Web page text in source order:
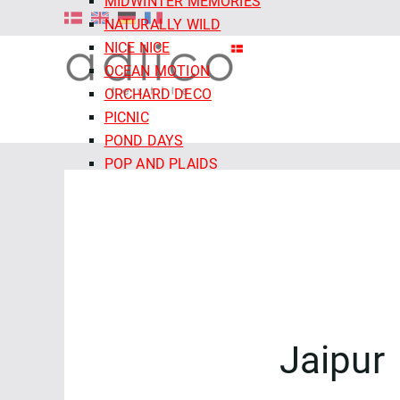
NATURALLY WILD
NICE NICE
OCEAN MOTION
ORCHARD DECO
PICNIC
POND DAYS
POP AND PLAIDS
Jaipur